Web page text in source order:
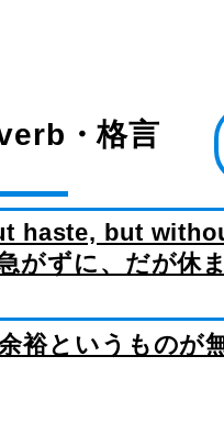
・格言
haste, but
がずに、だが休
裕というものが